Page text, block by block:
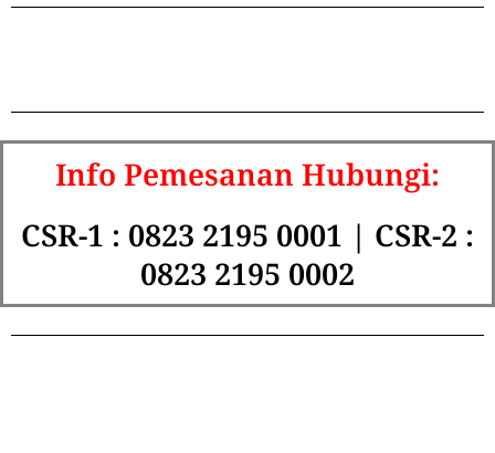
Info Pemesanan Hubungi:
CSR-1 : 0823 2195 0001 | CSR-2 :
0823 2195 0002